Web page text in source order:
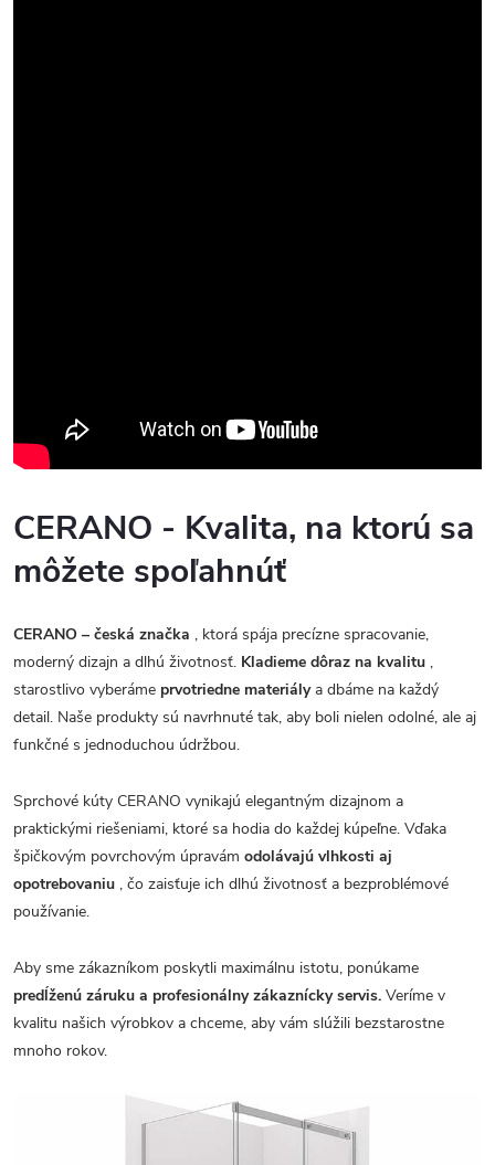
CERANO - Kvalita, na ktorú sa
môžete spoľahnúť
CERANO – česká značka , ktorá spája precízne spracovanie,
moderný dizajn a dlhú životnosť. Kladieme dôraz na kvalitu ,
starostlivo vyberáme prvotriedne materiálya dbáme na každý
detail. Naše produkty sú navrhnuté tak, aby boli nielen odolné, ale aj
funkčné s jednoduchou údržbou.
Sprchové kúty CERANO vynikajú elegantným dizajnom a
praktickými riešeniami, ktoré sa hodia do každej kúpeľne. Vďaka
špičkovým povrchovým úpravám odolávajú vlhkosti aj
opotrebovaniu , čo zaisťuje ich dlhú životnosť a bezproblémové
používanie.
Aby sme zákazníkom poskytli maximálnu istotu, ponúkame
predĺženú záruku a profesionálny zákaznícky servis. Veríme v
kvalitu našich výrobkov a chceme, aby vám slúžili bezstarostne
mnoho rokov.